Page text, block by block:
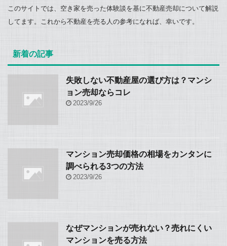
このサイトでは、空き家を売った体験談を基に不動産売却について解説
してます。これから不動産を売る人の参考になれば、幸いです。
新着の記事
失敗しない不動産屋の選び方は？マンシ
ョン売却ならコレ
2023/9/26
マンション売却価格の相場をカンタンに
調べられる3つの方法
2023/9/26
なぜマンションが売れない？売れにくい
マンションを売る方法